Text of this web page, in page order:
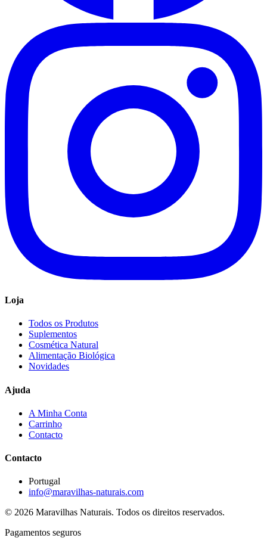
Loja
Todos os Produtos
Suplementos
Cosmética Natural
Alimentação Biológica
Novidades
Ajuda
A Minha Conta
Carrinho
Contacto
Contacto
Portugal
info@maravilhas-naturais.com
© 2026 Maravilhas Naturais. Todos os direitos reservados.
Pagamentos seguros